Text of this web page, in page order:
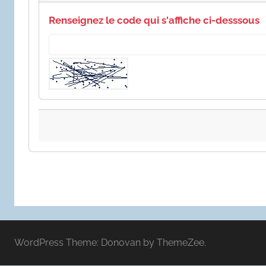
Renseignez le code qui s'affiche ci-desssous
WordPress Theme: Donovan by ThemeZee.